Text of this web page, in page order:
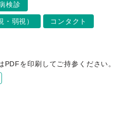
検診
弱視） コンタクト
PDFを印刷してご持参ください。